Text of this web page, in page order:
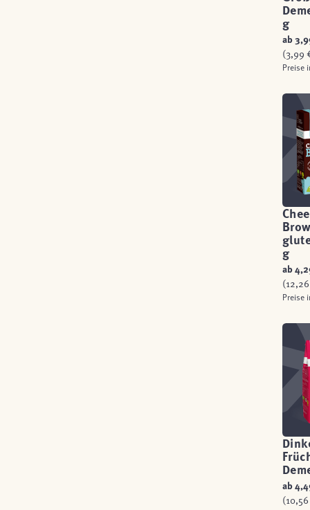
g
ab
(3,99
Preise
g
ab
Preise
ab